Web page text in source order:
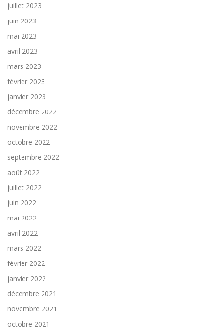
juillet 2023
juin 2023
mai 2023
avril 2023
mars 2023
février 2023
janvier 2023
décembre 2022
novembre 2022
octobre 2022
septembre 2022
août 2022
juillet 2022
juin 2022
mai 2022
avril 2022
mars 2022
février 2022
janvier 2022
décembre 2021
novembre 2021
octobre 2021